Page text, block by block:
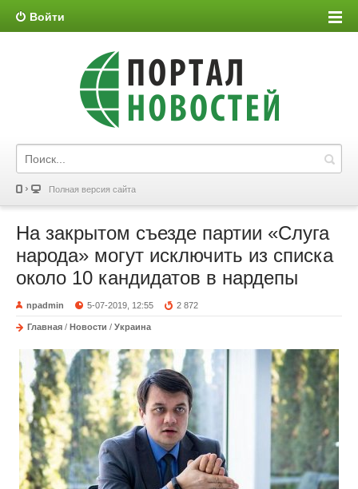
Войти
Полная версия сайта
На закрытом съезде партии «Слуга
народа» могут исключить из списка
около 10 кандидатов в нардепы
npadmin 5-07-2019, 12:55 2 872
Главная / Новости / Украина